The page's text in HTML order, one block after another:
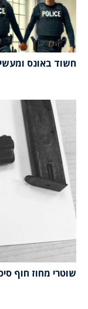
חשוד באונס
שוטרי מחוז חוף